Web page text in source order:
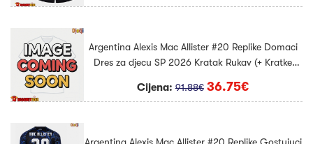
Argentina Alexis Mac Allister #20 Replike Domaci
Dres za djecu SP 2026 Kratak Rukav (+ Kratke
Cijena:91.88€ 36.75€
Argentina Alexis Mac Allister #20 Replike Gostujuci